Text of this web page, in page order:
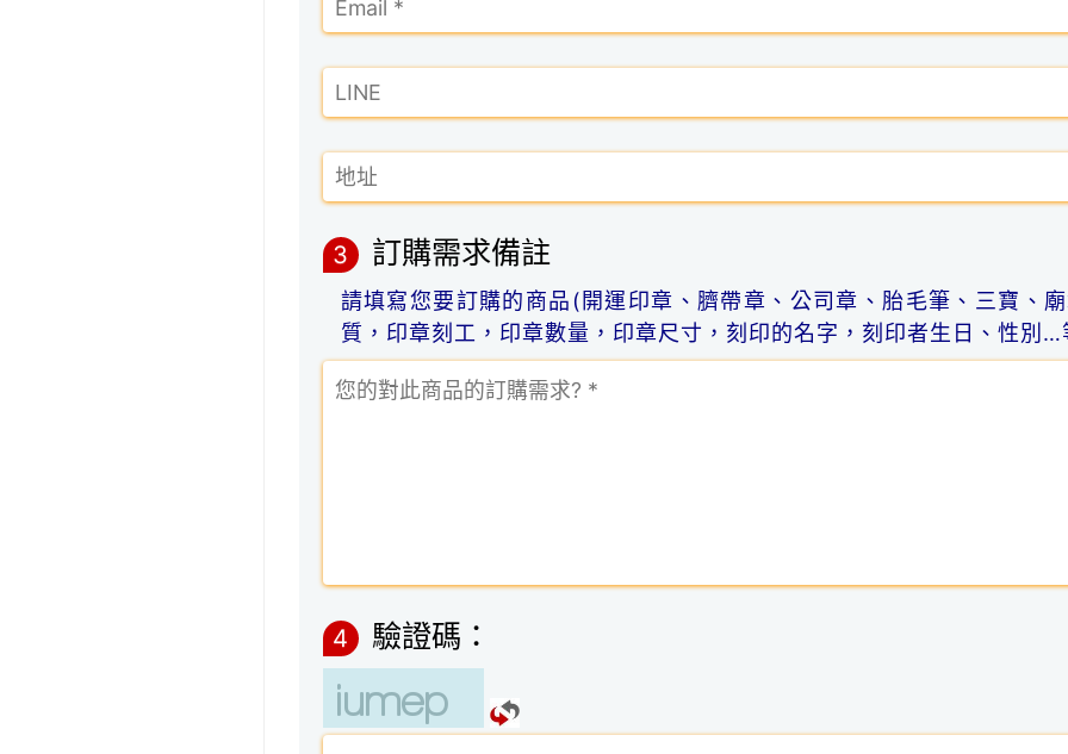
3 訂購需求備註
請填寫您要訂購的商品(開運印章、臍帶章、公司章、胎毛筆、三寶、
質，印章刻工，印章數量，印章尺寸，刻印的名字，刻印者生日、性別…
4 驗證碼：